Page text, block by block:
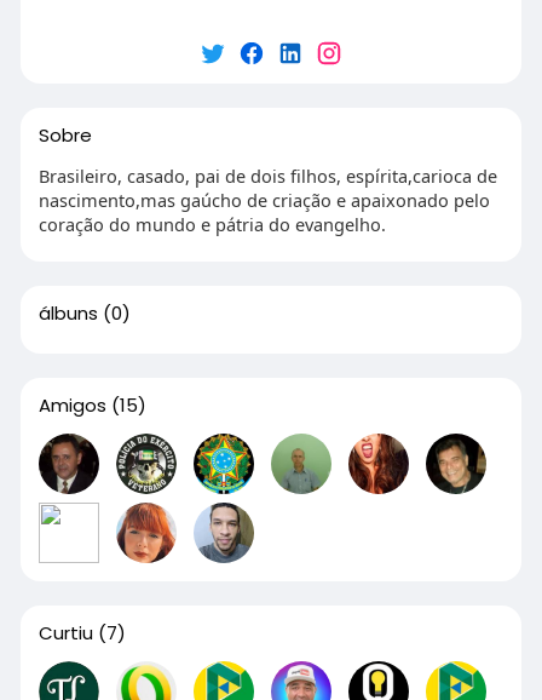
Sobre
Brasileiro, casado, pai de dois filhos, espírita,carioca de
nascimento,mas gaúcho de criação e apaixonado pelo
coração do mundo e pátria do evangelho.
álbuns (0)
Amigos (15)
Curtiu (7)